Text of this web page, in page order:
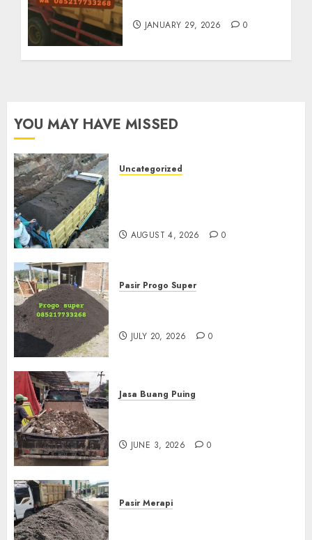
JANUARY 29, 2026 0
YOU MAY HAVE MISSED
Uncategorized
AUGUST 4, 2026 0
Pasir Progo Super
JULY 20, 2026 0
Jasa Buang Puing
JUNE 3, 2026 0
Pasir Merapi